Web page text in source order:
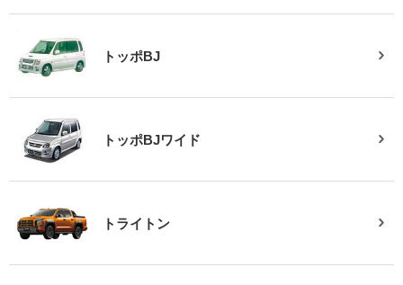
トッポBJ
トッポBJワイド
トライトン